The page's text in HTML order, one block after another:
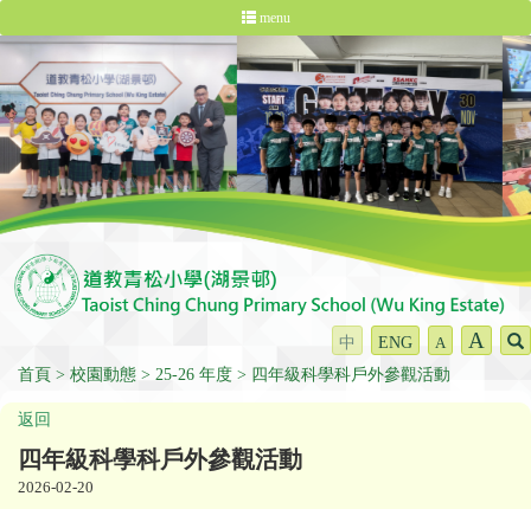
menu
中 ENG A A
首頁 校園動態 25-26 年度 四年級科學科戶外參觀活動
返回
四年級科學科戶外參觀活動
2026-02-20